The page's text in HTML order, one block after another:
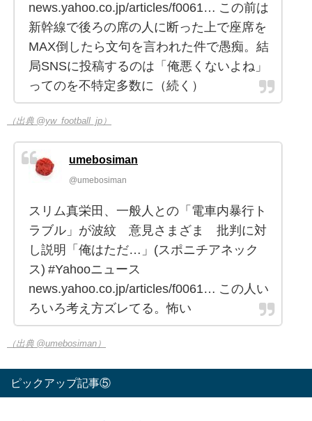
news.yahoo.co.jp/articles/f0061… この前は
新幹線で後ろの席の人に断った上で座席を
MAX倒したら文句を言われた件で愚痴。結
局SNSに投稿するのは「俺悪くないよね」
ってのを不特定多数に（続く）
（出典 @yw_football_jp）
umebosiman
@umebosiman
スリム真栄田、一般人との「電車内暴行ト
ラブル」が波紋 意見さまざま 批判に対
し説明「俺はただ…」(スポニチアネック
ス) #Yahooニュース
news.yahoo.co.jp/articles/f0061… この人い
ろいろ考え方ズレてる。怖い
（出典 @umebosiman）
ピックアップ記事⑤